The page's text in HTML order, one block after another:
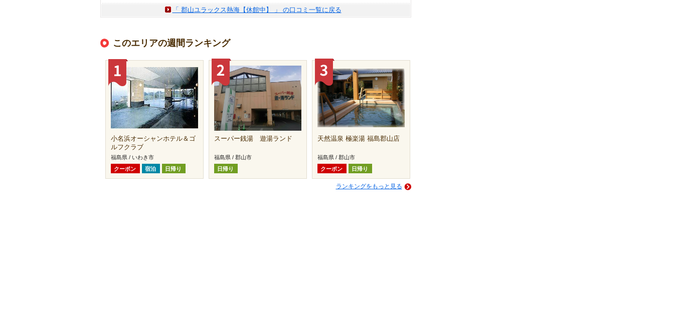
「 郡山ユラックス熱海【休館中】 」 の口コミ一覧に戻る
このエリアの週間ランキング
小名浜オーシャンホテル＆ゴ
ルフクラブ
福島県 / いわき市
クーポン
宿泊 日帰り
スーパー銭湯 遊湯ランド
福島県 / 郡山市
日帰り
天然温泉 極楽湯 福島郡山店
福島県 / 郡山市
クーポン
日帰り
ランキングをもっと見る